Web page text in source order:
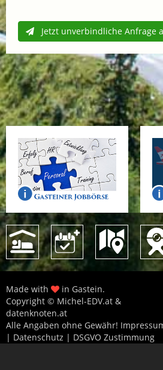
Jetzt unverbindliche Anfrage
Made with
in Gastein.
Copyright © Michel-EDV.at &
datenknoten.at
Alle Angaben ohne Gewähr!
| Datenschutz | DSGVO Zustimmung